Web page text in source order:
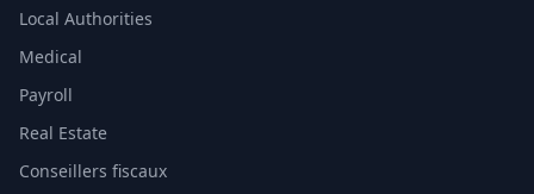
Local Authorities
Medical
Payroll
Real Estate
Conseillers fiscaux